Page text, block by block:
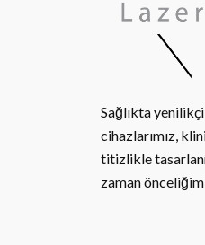
Sağlıkta
cihazlarımız,
titizlikle
zaman